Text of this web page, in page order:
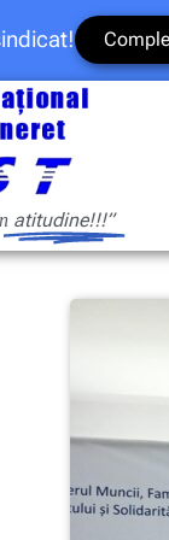
atitudine!!!”